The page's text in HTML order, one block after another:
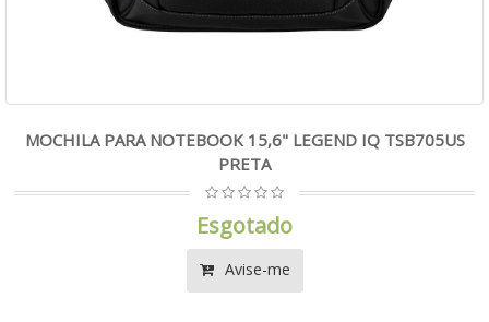
MOCHILA PARA NOTEBOOK 15,6" LEGEND IQ TSB705US
PRETA
Esgotado
Avise-me